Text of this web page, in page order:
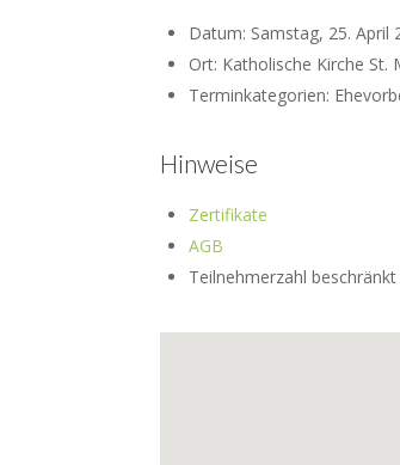
Datum: Samstag, 25. April
Ort: Katholische Kirche
Terminkategorien:
Hinweise
Zertifikate
AGB
Teilnehmerzahl beschränkt